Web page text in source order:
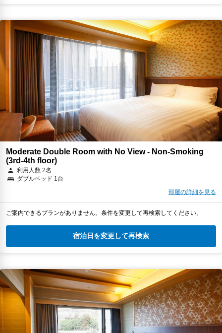
Moderate Double Room with No View - Non-Smoking
(3rd-4th floor)
利用人数 2名
ダブルベッド 1台
部屋の詳細を見る
ご案内できるプランがありません。条件を変更して再検索してください。
宿泊日を変更して再検索